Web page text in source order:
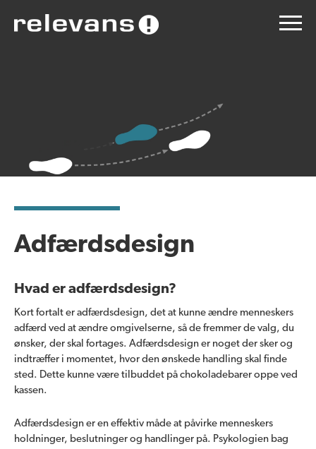
Adfærdsdesign
Hvad er adfærdsdesign?
Kort fortalt er adfærdsdesign, det at kunne ændre menneskers
adfærd ved at ændre omgivelserne, så de fremmer de valg, du
ønsker, der skal fortages. Adfærdsdesign er noget der sker og
indtræffer i momentet, hvor den ønskede handling skal finde
sted. Dette kunne være tilbuddet på chokoladebarer oppe ved
kassen.
Adfærdsdesign er en effektiv måde at påvirke menneskers
holdninger, beslutninger og handlinger på. Psykologien bag